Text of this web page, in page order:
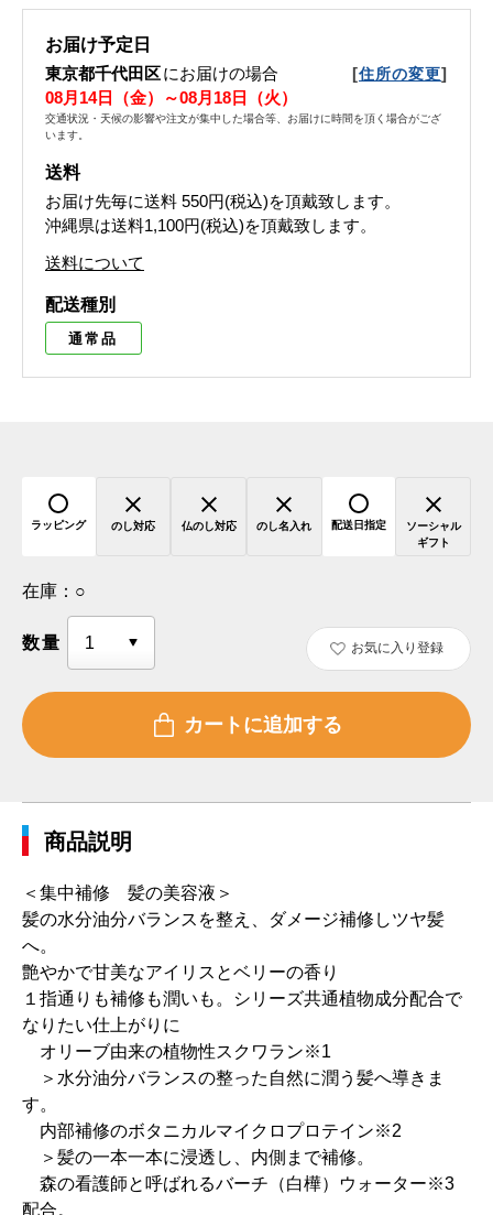
お届け予定日
東京都千代田区にお届けの場合 [住所の変更]
08月14日（金）～08月18日（火）
交通状況・天候の影響や注文が集中した場合等、お届けに時間を頂く場合がござ
います。
送料
お届け先毎に送料 550円(税込)を頂戴致します。
沖縄県は送料1,100円(税込)を頂戴致します。
送料について
配送種別
通常品
ラッピング のし対応 仏のし対応 のし名入れ 配送日指定
ソーシャル
ギフト
在庫： ○
数量 お気に入り登録
商品説明
＜集中補修 髪の美容液＞
髪の水分油分バランスを整え、ダメージ補修しツヤ髪
へ。
艶やかで甘美なアイリスとベリーの香り
１指通りも補修も潤いも。シリーズ共通植物成分配合で
なりたい仕上がりに
オリーブ由来の植物性スクワラン※1
＞水分油分バランスの整った自然に潤う髪へ導きま
す。
内部補修のボタニカルマイクロプロテイン※2
＞髪の一本一本に浸透し、内側まで補修。
森の看護師と呼ばれるバーチ（白樺）ウォーター※3
配合。